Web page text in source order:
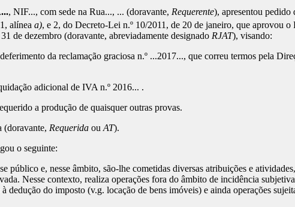
, NIF..., com sede na Rua..., ... (doravante, Requerente), apresentou pedido
1, alínea a), e 2, do Decreto-Lei n.º 10/2011, de 20 de janeiro, que aprovou
de dezembro (doravante, abreviadamente designado RJAT), visando:
da reclamação graciosa n.º ...2017..., que correu termos pela
adicional de IVA n.º 2016... .
a produção de quaisquer outras provas.
(doravante, Requerida ou AT).
o seguinte:
público e, nesse âmbito, são-lhe cometidas diversas atribuições e
Nesse contexto, realiza operações fora do âmbito de incidência
dedução do imposto (v.g. locação de bens imóveis) e ainda operações